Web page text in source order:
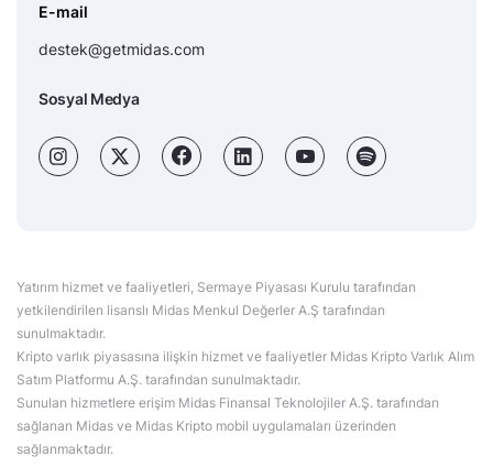
E-mail
destek@getmidas.com
Sosyal Medya
Yatırım hizmet ve faaliyetleri, Sermaye Piyasası Kurulu tarafından
yetkilendirilen lisanslı Midas Menkul Değerler A.Ş tarafından
sunulmaktadır.
Kripto varlık piyasasına ilişkin hizmet ve faaliyetler Midas Kripto Varlık Alım
Satım Platformu A.Ş. tarafından sunulmaktadır.
Sunulan hizmetlere erişim Midas Finansal Teknolojiler A.Ş. tarafından
sağlanan Midas ve Midas Kripto mobil uygulamaları üzerinden
sağlanmaktadır.